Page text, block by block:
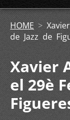
HOME >
de Jazz de
Xavier
el 29è